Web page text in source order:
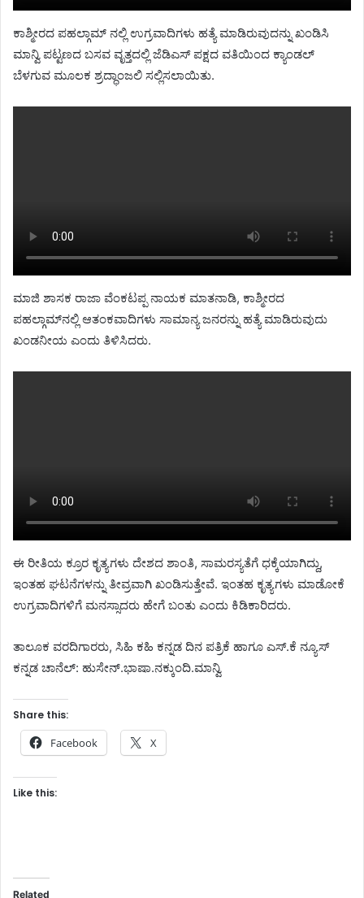
ಕಾಶ್ಮೀರದ ಪಹಲ್ಗಾಮ್ ನಲ್ಲಿ ಉಗ್ರವಾದಿಗಳು ಹತ್ಯೆ ಮಾಡಿರುವುದನ್ನು ಖಂಡಿಸಿ
ಮಾನ್ವಿ ಪಟ್ಟಣದ ಬಸವ ವೃತ್ತದಲ್ಲಿ ಜೆಡಿಎಸ್ ಪಕ್ಷದ ವತಿಯಿಂದ ಕ್ಯಾಂಡಲ್
ಬೆಳಗುವ ಮೂಲಕ ಶ್ರದ್ಧಾಂಜಲಿ ಸಲ್ಲಿಸಲಾಯಿತು.
ಮಾಜಿ ಶಾಸಕ ರಾಜಾ ವೆಂಕಟಪ್ಪ ನಾಯಕ ಮಾತನಾಡಿ, ಕಾಶ್ಮೀರದ
ಪಹಲ್ಗಾಮ್‌ನಲ್ಲಿ ಆತಂಕವಾದಿಗಳು ಸಾಮಾನ್ಯ ಜನರನ್ನು ಹತ್ಯೆ ಮಾಡಿರುವುದು
ಖಂಡನೀಯ ಎಂದು ತಿಳಿಸಿದರು.
ಈ ರೀತಿಯ ಕ್ರೂರ ಕೃತ್ಯಗಳು ದೇಶದ ಶಾಂತಿ, ಸಾಮರಸ್ಯತೆಗೆ ಧಕ್ಕೆಯಾಗಿದ್ದು,
ಇಂತಹ ಘಟನೆಗಳನ್ನು ತೀವ್ರವಾಗಿ ಖಂಡಿಸುತ್ತೇವೆ. ಇಂತಹ ಕೃತ್ಯಗಳು ಮಾಡೋಕೆ
ಉಗ್ರವಾದಿಗಳಿಗೆ ಮನಸ್ಸಾದರು ಹೇಗೆ ಬಂತು ಎಂದು ಕಿಡಿಕಾರಿದರು.
ತಾಲೂಕ ವರದಿಗಾರರು, ಸಿಹಿ ಕಹಿ ಕನ್ನಡ ದಿನ ಪತ್ರಿಕೆ ಹಾಗೂ ಎಸ್.ಕೆ ನ್ಯೂಸ್
ಕನ್ನಡ ಚಾನೆಲ್: ಹುಸೇನ್.ಭಾಷಾ.ನಕ್ಕುಂದಿ.ಮಾನ್ವಿ
Share this:
Facebook X
Like this:
Related